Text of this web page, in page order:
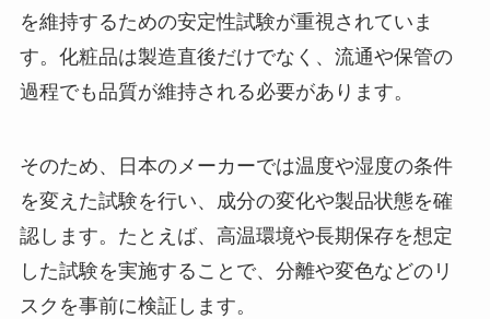
を維持するための安定性試験が重視されていま
す。化粧品は製造直後だけでなく、流通や保管の
過程でも品質が維持される必要があります。
そのため、日本のメーカーでは温度や湿度の条件
を変えた試験を行い、成分の変化や製品状態を確
認します。たとえば、高温環境や長期保存を想定
した試験を実施することで、分離や変色などのリ
スクを事前に検証します。